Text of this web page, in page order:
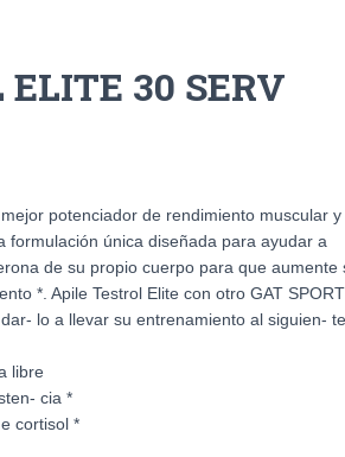
30 SERV
potenciador de rendimiento muscular y
formulación única diseñada para ayudar a
de su propio cuerpo para que aumente
*. Apile Testrol Elite con otro GAT SPORT
lo a llevar su entrenamiento al siguien- te
libre
cia *
cortisol *